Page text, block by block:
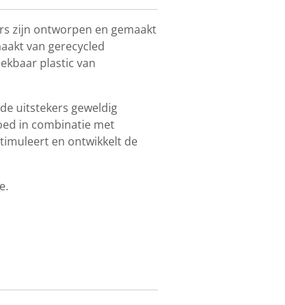
zijn ontworpen en gemaakt
van gerecycled
plastic van
uitstekers geweldig
in combinatie met
en ontwikkelt de